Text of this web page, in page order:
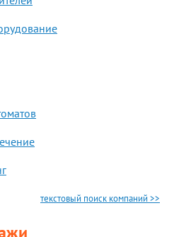
текстовый поиск компаний >>